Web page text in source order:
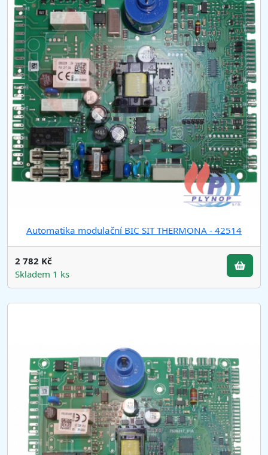
Automatika modulační BIC SIT THERMONA - 42514
2 782 Kč
Skladem 1 ks